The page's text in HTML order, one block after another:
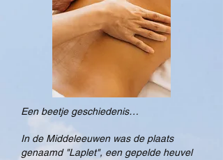
Een beetje geschiedenis…
In de Middeleeuwen was de plaats
genaamd "Laplet", een gepelde heuvel